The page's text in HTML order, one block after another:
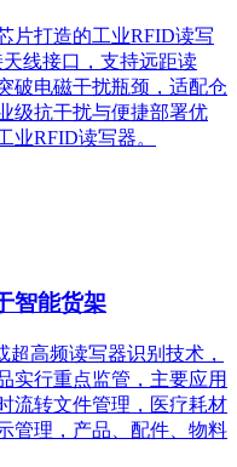
片打造的工业RFID读写
线接口，支持远距读
破电磁干扰瓶颈，适配仓
级抗干扰与便捷部署优
业RFID读写器。
智能货架
高频读写器识别技术，
实行重点监管，主要应用
流转文件管理，医疗耗材
管理，产品、配件、物料